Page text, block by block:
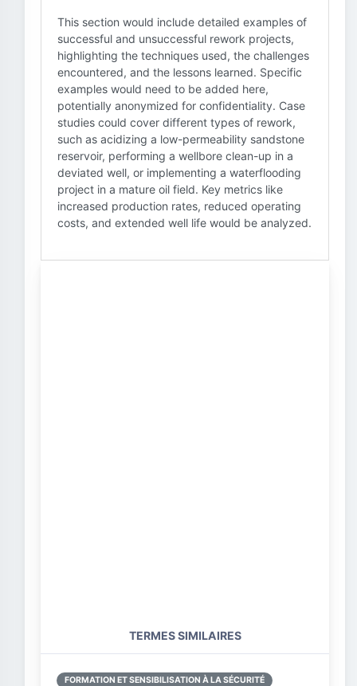
This section would include detailed examples of
successful and unsuccessful rework projects,
highlighting the techniques used, the challenges
encountered, and the lessons learned. Specific
examples would need to be added here,
potentially anonymized for confidentiality. Case
studies could cover different types of rework,
such as acidizing a low-permeability sandstone
reservoir, performing a wellbore clean-up in a
deviated well, or implementing a waterflooding
project in a mature oil field. Key metrics like
increased production rates, reduced operating
costs, and extended well life would be analyzed.
TERMES SIMILAIRES
FORMATION ET SENSIBILISATION À LA SÉCURITÉ